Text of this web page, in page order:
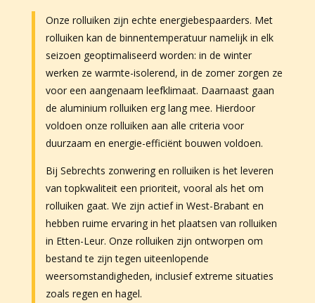
Onze rolluiken zijn echte energiebespaarders. Met
rolluiken kan de binnentemperatuur namelijk in elk
seizoen geoptimaliseerd worden: in de winter
werken ze warmte-isolerend, in de zomer zorgen ze
voor een aangenaam leefklimaat. Daarnaast gaan
de aluminium rolluiken erg lang mee. Hierdoor
voldoen onze rolluiken aan alle criteria voor
duurzaam en energie-efficiënt bouwen voldoen.
Bij Sebrechts zonwering en rolluiken is het leveren
van topkwaliteit een prioriteit, vooral als het om
rolluiken gaat. We zijn actief in West-Brabant en
hebben ruime ervaring in het plaatsen van rolluiken
in Etten-Leur. Onze rolluiken zijn ontworpen om
bestand te zijn tegen uiteenlopende
weersomstandigheden, inclusief extreme situaties
zoals regen en hagel.